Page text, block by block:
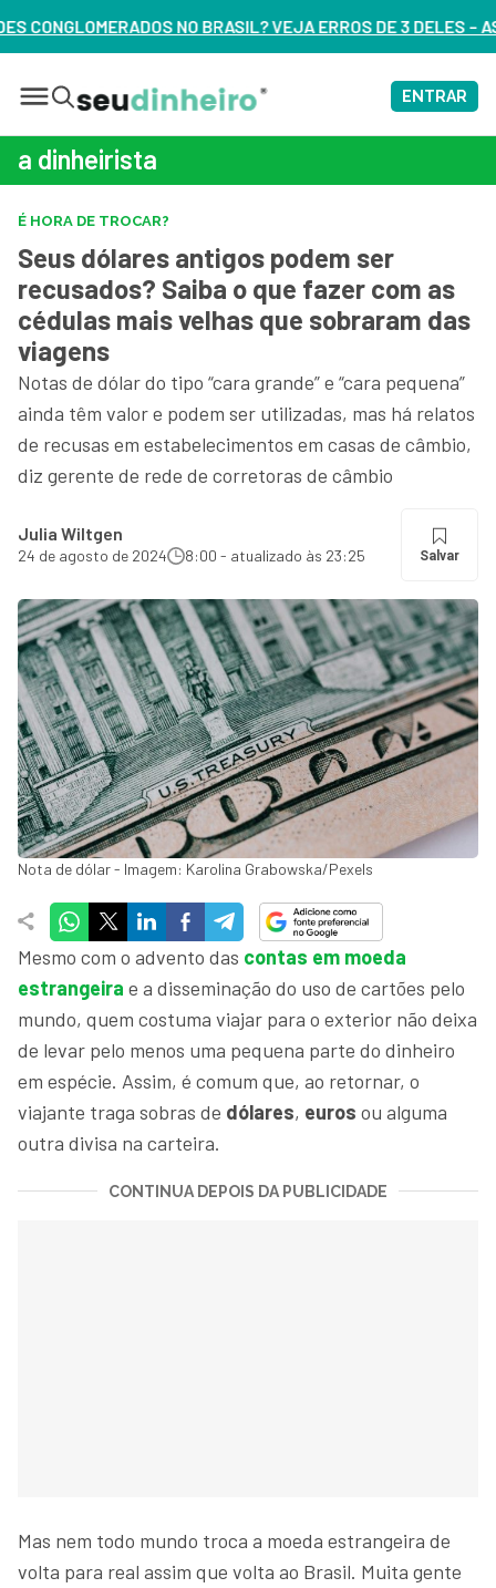
VEJA ERROS DE 3 DELES – ASSISTA AGORA
ENTRAR
a dinheirista
É HORA DE TROCAR?
Seus dólares antigos podem ser
recusados? Saiba o que fazer com as
cédulas mais velhas que sobraram das
viagens
Notas de dólar do tipo “cara grande” e “cara pequena”
ainda têm valor e podem ser utilizadas, mas há relatos
de recusas em estabelecimentos em casas de câmbio,
diz gerente de rede de corretoras de câmbio
Julia Wiltgen
24 de agosto de 2024 8:00 - atualizado às 23:25 Salvar
Nota de dólar - Imagem: Karolina Grabowska/Pexels
Mesmo com o advento das contas em moeda
estrangeira e a disseminação do uso de cartões pelo
mundo, quem costuma viajar para o exterior não deixa
de levar pelo menos uma pequena parte do dinheiro
em espécie. Assim, é comum que, ao retornar, o
viajante traga sobras de dólares, euros ou alguma
outra divisa na carteira.
CONTINUA DEPOIS DA PUBLICIDADE
Mas nem todo mundo troca a moeda estrangeira de
volta para real assim que volta ao Brasil. Muita gente